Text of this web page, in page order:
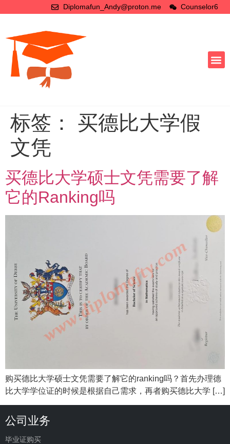
Diplomafun_Andy@proton.me Counselor6
标签： 买德比大学假
文凭
买德比大学硕士文凭需要了解
它的Ranking吗
购买德比大学硕士文凭需要了解它的ranking吗？首先办理德
比大学学位证的时候是根据自己需求，再者购买德比大学 […]
公司业务
毕业证购买